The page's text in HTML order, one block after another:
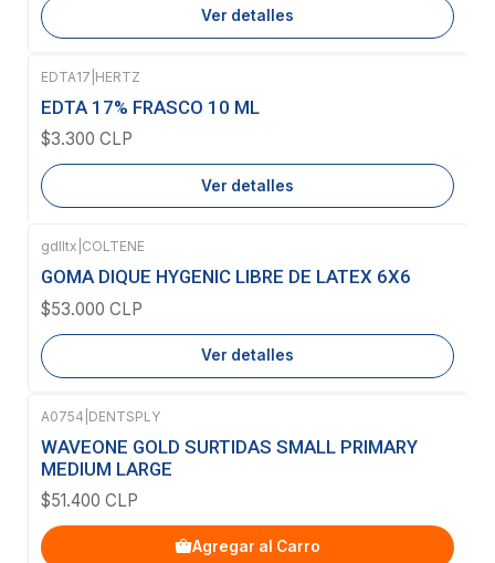
Ver detalles
Agotado
EDTA17 HERTZ
EDTA 17% FRASCO 10 ML
$3.300 CLP
Ver detalles
Agotado
gdlltx COLTENE
GOMA DIQUE HYGENIC LIBRE DE LATEX 6X6
$53.000 CLP
Ver detalles
A0754 DENTSPLY
WAVEONE GOLD SURTIDAS SMALL PRIMARY
MEDIUM LARGE
$51.400 CLP
Agregar al Carro